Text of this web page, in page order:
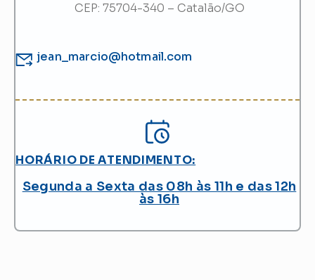
CEP: 75704-340 – Catalão/GO
jean_marcio@hotmail.com
HORÁRIO DE ATENDIMENTO:
Segunda a Sexta das 08h às 11h e das 12h
às 16h